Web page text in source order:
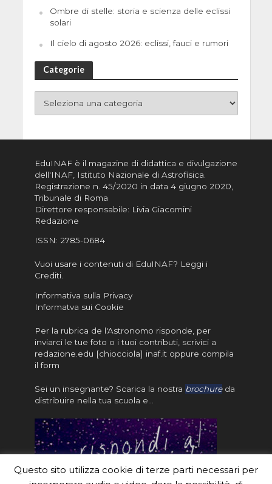
Ombre di stelle: storia e scienza delle eclissi
solari
Il cielo di agosto 2026: eclissi, fauci e rumori
Categorie
EduINAF è il magazine di didattica e divulgazione
dell'INAF, Istituto Nazionale di Astrofisica
Registrazione n. 45/2020 in data 4 giugno 2020,
Tribunale di Roma
Direttore responsabile: Livia Giacomini
Redazione
ISSN: 2785-0684
Vuoi usare i contenuti di EduINAF? Leggi i
Crediti.
Informativa sulla Privacy
Informatva sui Cookie
Per la rubrica de l'Astronomo risponde, per
inviarci le tue foto o i tuoi contributi, scrivici a
redazione.edu [chiocciola] inaf.it oppure compila
il form
Sei un insegnante? Scarica la nostra brochureda
distribuire nella tua scuola e…
Questo sito utilizza cookie di terze parti necessari per